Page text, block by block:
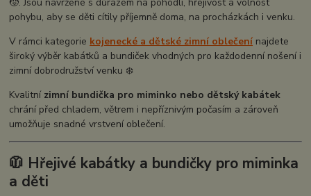
pohybu, aby se děti cítily příjemně doma, na procházkách i venku.
V rámci kategorie kojenecké a dětské zimní oblečení najdete
široký výběr kabátků a bundiček vhodných pro každodenní nošení i
zimní dobrodružství venku ❄️
Kvalitní zimní bundička pro miminko nebo dětský kabátek
chrání před chladem, větrem i nepříznivým počasím a zároveň
umožňuje snadné vrstvení oblečení.
🧥 Hřejivé kabátky a bundičky pro miminka
a děti